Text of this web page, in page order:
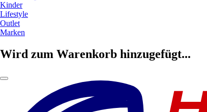
Kinder
Lifestyle
Outlet
Marken
Wird zum Warenkorb hinzugefügt...